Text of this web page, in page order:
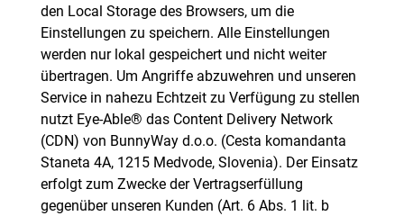
den Local Storage des Browsers, um die
Einstellungen zu speichern. Alle Einstellungen
werden nur lokal gespeichert und nicht weiter
übertragen. Um Angriffe abzuwehren und unseren
Service in nahezu Echtzeit zu Verfügung zu stellen
nutzt Eye-Able® das Content Delivery Network
(CDN) von BunnyWay d.o.o. (Cesta komandanta
Staneta 4A, 1215 Medvode, Slovenia). Der Einsatz
erfolgt zum Zwecke der Vertragserfüllung
gegenüber unseren Kunden (Art. 6 Abs. 1 lit. b